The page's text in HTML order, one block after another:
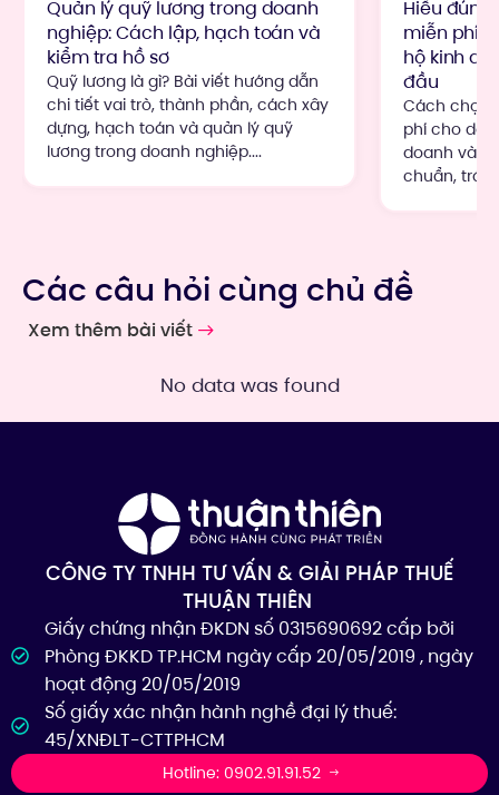
Quản lý quỹ lương trong doanh
nghiệp: Cách lập, hạch toán và
kiểm tra hồ sơ
Quỹ lương là gì? Bài viết hướng dẫn
chi tiết vai trò, thành phần, cách xây
dựng, hạch toán và quản lý quỹ
lương trong doanh nghiệp....
Hiểu
miễn phí
hộ kinh
đầu
Cách chọn
phí cho
doanh và
chuẩn,
Các câu hỏi cùng chủ đề
Xem thêm bài viết
No data was found
CÔNG TY TNHH TƯ VẤN & GIẢI PHÁP THUẾ
THUẬN THIÊN
Giấy chứng nhận ĐKDN số 0315690692 cấp bởi
Phòng ĐKKD TP.HCM ngày cấp 20/05/2019 , ngày
hoạt động 20/05/2019
Số giấy xác nhận hành nghề đại lý thuế:
45/XNĐLT-CTTPHCM
Hotline: 0902.91.91.52